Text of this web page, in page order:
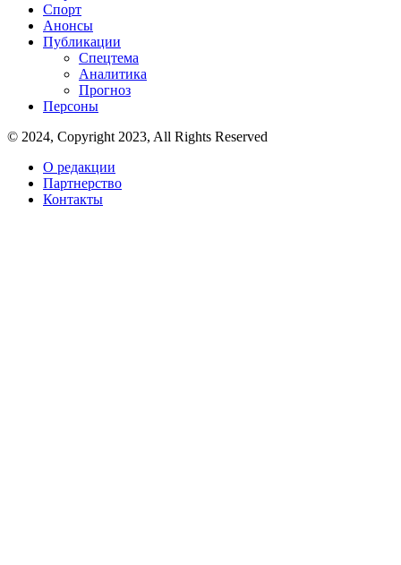
Спорт
Анонсы
Публикации
Спецтема
Аналитика
Прогноз
Персоны
© 2024, Copyright 2023, All Rights Reserved
О редакции
Партнерство
Контакты